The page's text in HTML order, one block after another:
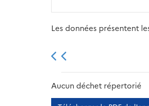
Les données présentent
2013 2014
Aucun déchet répertorié